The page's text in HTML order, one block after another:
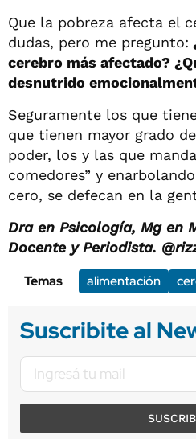
Que la pobreza afecta el
dudas, pero me pregunto:
cerebro más afectado?
desnutrido
Seguramente los que
que tienen mayor grado
poder, los y las que
comedores” y
cero, se defecan en la
Dra en Psicología, Mg en
Docente y Periodista.
Temas
alimentación
Suscribite al